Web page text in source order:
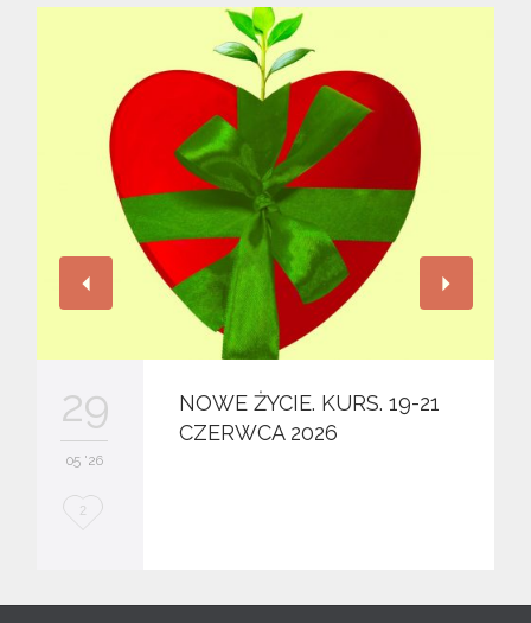
29
05 '26
L
2
NOWE ŻYCIE. KURS. 19-21
CZERWCA 2026